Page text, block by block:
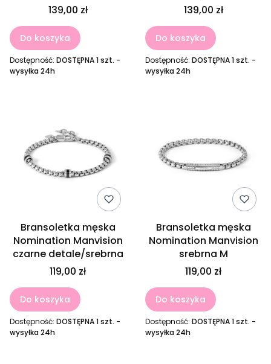
139,00 zł
Do koszyka
Dostępność: DOSTĘPNA 1 szt. -
wysyłka 24h
139,00 zł
Do koszyka
Dostępność: DOSTĘPNA 1 szt. -
wysyłka 24h
Bransoletka męska
Nomination Manvision
czarne detale/srebrna
119,00 zł
Do koszyka
Dostępność: DOSTĘPNA 1 szt. -
wysyłka 24h
Bransoletka męska
Nomination Manvision
srebrna M
119,00 zł
Do koszyka
Dostępność: DOSTĘPNA 1 szt. -
wysyłka 24h